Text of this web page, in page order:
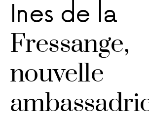
Ines de la
Fressange,
nouvelle